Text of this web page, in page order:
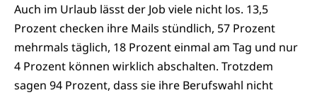
Auch im Urlaub lässt der Job viele nicht los. 13,5
Prozent checken ihre Mails stündlich, 57 Prozent
mehrmals täglich, 18 Prozent einmal am Tag und nur
4 Prozent können wirklich abschalten. Trotzdem
sagen 94 Prozent, dass sie ihre Berufswahl nicht